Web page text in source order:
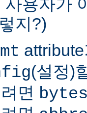
용자가
지?)
(설정)
면